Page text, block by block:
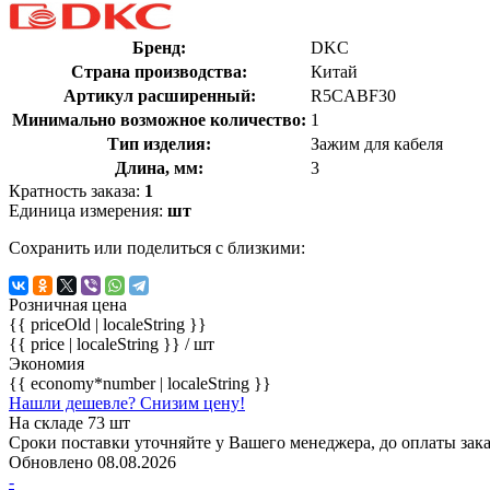
Бренд:
DKC
Страна производства:
Китай
Артикул расширенный:
R5CABF30
Минимально возможное количество: 1
Тип изделия:
Зажим для кабеля
Длина, мм:
3
Кратность заказа: 1
Единица измерения: шт
Сохранить или поделиться с близкими:
Розничная цена
{{ priceOld | localeString }}
{{ price | localeString }} / шт
Экономия
{{ economy*number | localeString }}
Нашли дешевле? Снизим цену!
На складе 73 шт
Сроки поставки уточняйте у Вашего менеджера, до оплаты
Обновлено 08.08.2026
-